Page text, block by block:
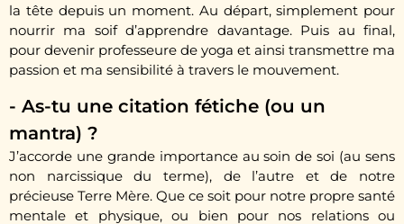
la tête depuis un moment. Au départ, simplement pour
nourrir ma soif d’apprendre davantage. Puis au final,
pour devenir professeure de yoga et ainsi transmettre ma
passion et ma sensibilité à travers le mouvement.
- As-tu une citation fétiche (ou un
mantra) ?
J’accorde une grande importance au soin de soi (au sens
non narcissique du terme), de l’autre et de notre
précieuse Terre Mère. Que ce soit pour notre propre santé
mentale et physique, ou bien pour nos relations ou